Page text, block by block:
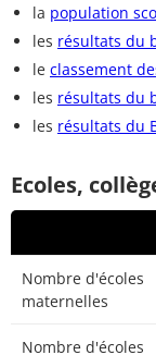
la population
les résultats du
le classement
les résultats du
les résultats du
Ecoles,
Nombre d'écoles
maternelles
Nombre d'écoles